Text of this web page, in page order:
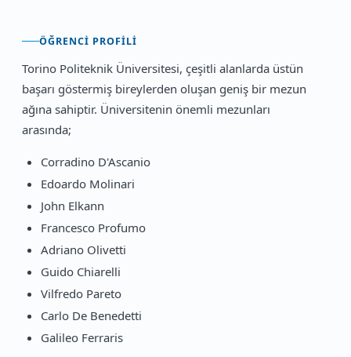
ÖĞRENCI PROFILI
Torino Politeknik Üniversitesi, çeşitli alanlarda üstün
başarı göstermiş bireylerden oluşan geniş bir mezun
ağına sahiptir. Üniversitenin önemli mezunları
arasında;
Corradino D'Ascanio
Edoardo Molinari
John Elkann
Francesco Profumo
Adriano Olivetti
Guido Chiarelli
Vilfredo Pareto
Carlo De Benedetti
Galileo Ferraris